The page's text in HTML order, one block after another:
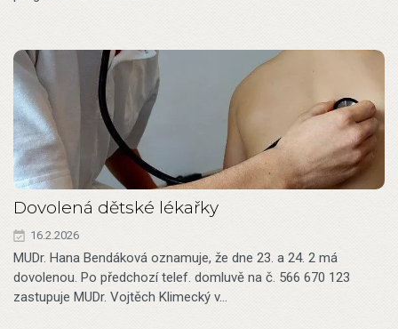
Dovolená dětské lékařky
16.2.2026
MUDr. Hana Bendáková oznamuje, že dne 23. a 24. 2 má
dovolenou. Po předchozí telef. domluvě na č. 566 670 123
zastupuje MUDr. Vojtěch Klimecký v…